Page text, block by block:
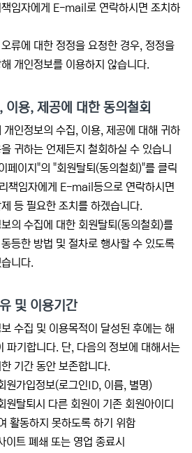
임자에게 E-mail로 연락하시면 조치하
류에 대한 정정을 요청한 경우, 정정을
개인정보를 이용하지 않습니다.
용, 제공에 대한 동의철회
개인정보의 수집, 이용, 제공에 대해 귀하
귀하는 언제든지 철회하실 수 있습니
페이지"의 "회원탈퇴(동의철회)"를 클릭
책임자에게 E-mail등으로 연락하시면
등 필요한 조치를 하겠습니다.
의 수집에 대한 회원탈퇴(동의철회)를
등한 방법 및 절차로 행사할 수 있도록
니다.
및 이용기간
수집 및 이용목적이 달성된 후에는 해
파기합니다. 단, 다음의 정보에 대해서는
기간 동안 보존합니다.
원가입정보(로그인ID, 이름, 별명)
원탈퇴시 다른 회원이 기존 회원아이디
활동하지 못하도록 하기 위함
이트 폐쇄 또는 영업 종료시